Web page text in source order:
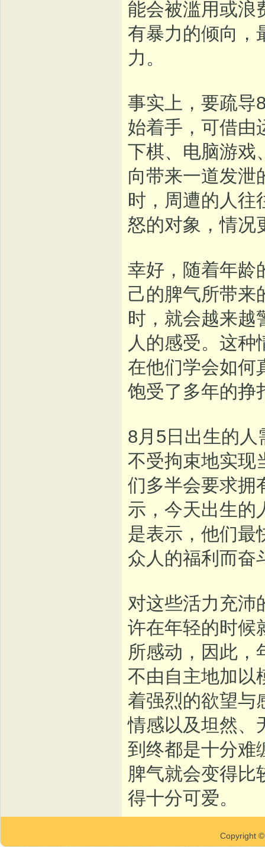
能会被滥用或浪
有暴力的倾向，
力。
事实上，要疏导
始着手，可借由
下棋、电脑游戏
向带来一道发泄
时，周遭的人往
怒的对象，情况
幸好，随着年龄
己的脾气所带来
时，就会越来越
人的感受。这
在他们学会如何
饱受了多年的挣
8月5日出生的
不受拘束地实现
们多半会要求拥
示，今天出生的
是表示，他们最
众人的福利而奋
对这些活力充沛
许在年轻的时候
所感动，因此，
不由自主地加以
着强烈的欲望与
情感以及坦然、
到终都是十分难
脾气就会变得比
得十分可爱。
Copyright